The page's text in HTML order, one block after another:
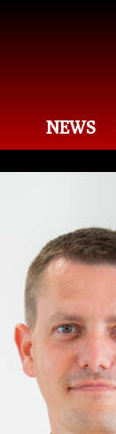
NEWS